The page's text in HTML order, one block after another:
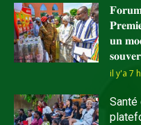
𝐅𝐨𝐫𝐮𝐦
𝐮𝐧
il y'a 7
Santé